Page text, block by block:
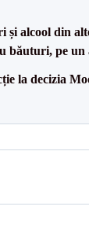
alcool din
băuturi, pe un
la decizia